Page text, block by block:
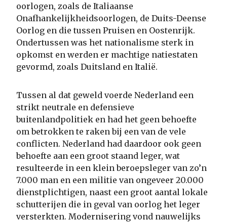
oorlogen, zoals de Italiaanse
Onafhankelijkheidsoorlogen, de Duits-Deense
Oorlog en die tussen Pruisen en Oostenrijk.
Ondertussen was het nationalisme sterk in
opkomst en werden er machtige natiestaten
gevormd, zoals Duitsland en Italië.
Tussen al dat geweld voerde Nederland een
strikt neutrale en defensieve
buitenlandpolitiek en had het geen behoefte
om betrokken te raken bij een van de vele
conflicten. Nederland had daardoor ook geen
behoefte aan een groot staand leger, wat
resulteerde in een klein beroepsleger van zo’n
7.000 man en een militie van ongeveer 20.000
dienstplichtigen, naast een groot aantal lokale
schutterijen die in geval van oorlog het leger
versterkten. Modernisering vond nauwelijks